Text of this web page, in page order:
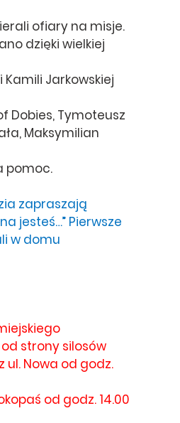
ofiary na misje.
dzięki wielkiej
Kamili Jarkowskiej
Dobies, Tymoteusz
Maksymilian
pomoc.
zapraszają
jesteś…” Pierwsze
w domu
od strony silosów
ul. Nowa od godz.
od godz. 14.00